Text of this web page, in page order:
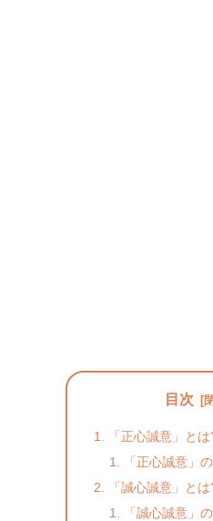
目次
「正心誠意」とは
「正心誠意」
「誠心誠意」とは
「誠心誠意」